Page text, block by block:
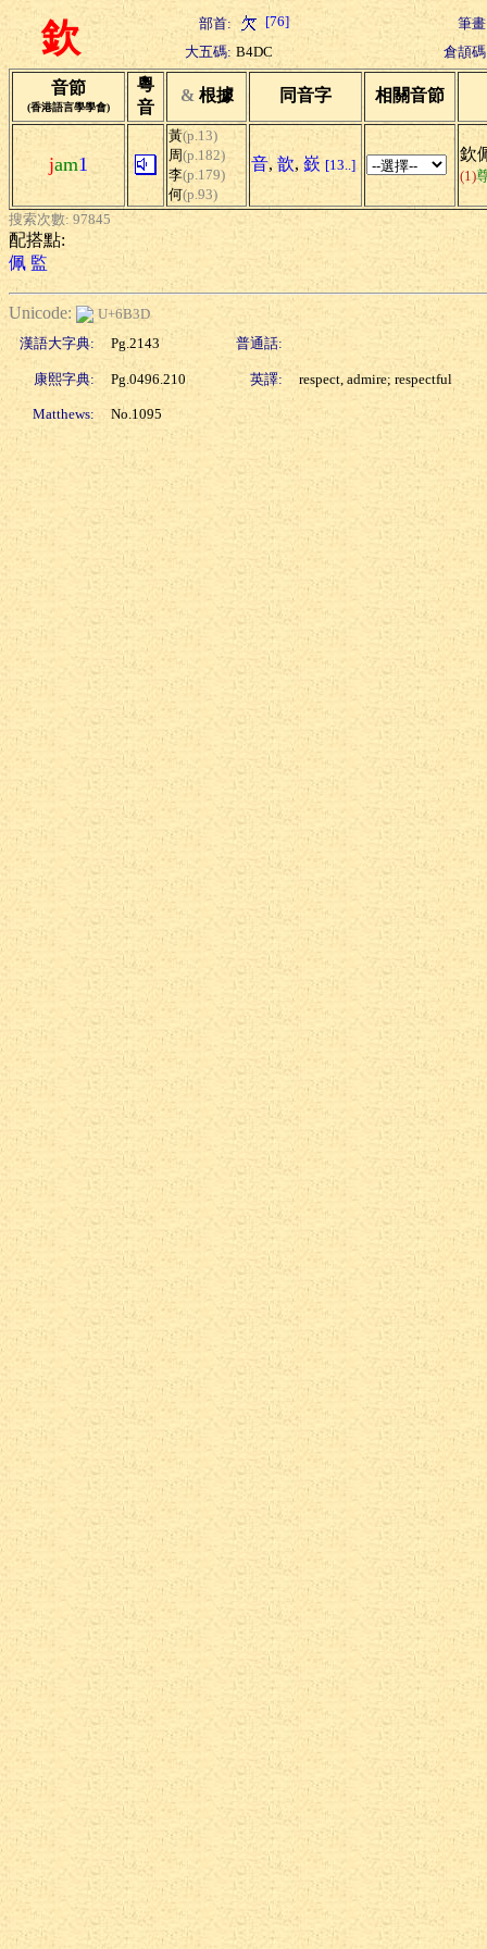
欽 部首: [76]
筆
大五碼: B4DC 倉頡
音節
(香港語言學學會)
粵
音
& 根據 同音字 相關音節
jam1
黃(p.13)
周(p.182)
李(p.179)
何(p.93)
音, 歆, 嶔 [13..]
欽
(1)
搜索次數: 97845
配搭點:
佩 監
Unicode:
U+6B3D
漢語大字典:
Pg.2143 普通話:
康熙字典: Pg.0496.210 英譯: respect, admire; respectful
Matthews: No.1095